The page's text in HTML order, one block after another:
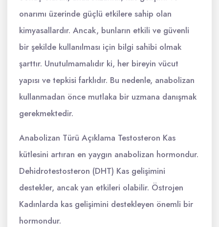
onarımı üzerinde güçlü etkilere sahip olan
kimyasallardır. Ancak, bunların etkili ve güvenli
bir şekilde kullanılması için bilgi sahibi olmak
şarttır. Unutulmamalıdır ki, her bireyin vücut
yapısı ve tepkisi farklıdır. Bu nedenle, anabolizan
kullanmadan önce mutlaka bir uzmana danışmak
gerekmektedir.
Anabolizan Türü Açıklama Testosteron Kas
kütlesini artıran en yaygın anabolizan hormondur.
Dehidrotestosteron (DHT) Kas gelişimini
destekler, ancak yan etkileri olabilir. Östrojen
Kadınlarda kas gelişimini destekleyen önemli bir
hormondur.